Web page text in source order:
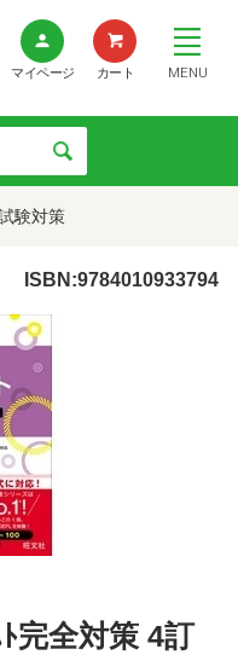
マイページ カート MENU
験対策
ISBN:9784010933794
完全対策 4訂